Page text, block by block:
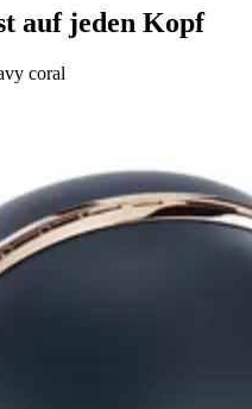
auf jeden Kopf
coral